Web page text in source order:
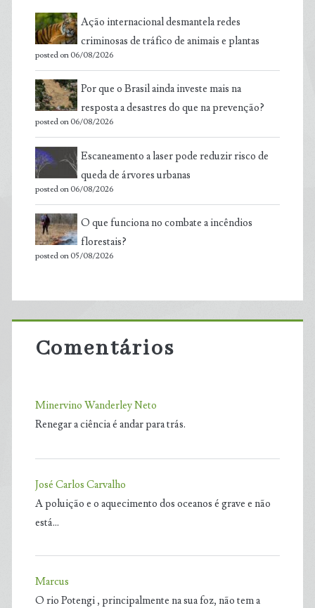
Ação internacional desmantela redes
criminosas de tráfico de animais e plantas
posted on 06/08/2026
Por que o Brasil ainda investe mais na
resposta a desastres do que na prevenção?
posted on 06/08/2026
Escaneamento a laser pode reduzir risco de
queda de árvores urbanas
posted on 06/08/2026
O que funciona no combate a incêndios
florestais?
posted on 05/08/2026
Comentários
Minervino Wanderley Neto
Renegar a ciência é andar para trás.
José Carlos Carvalho
A poluição e o aquecimento dos oceanos é grave e não
está…
Marcus
O rio Potengi , principalmente na sua foz, não tem a